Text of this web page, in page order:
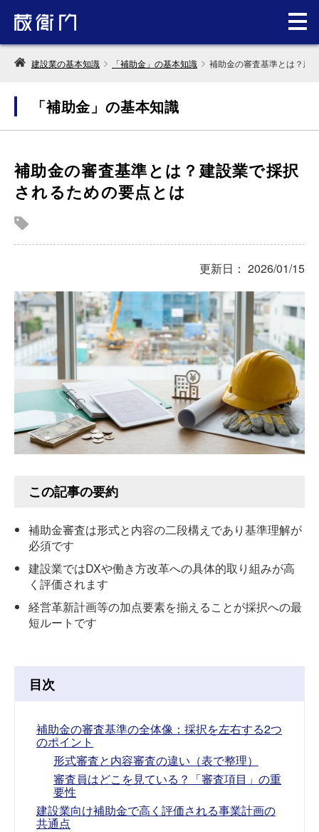
建設業の基本知識 「補助金」の基本知識 補助金の審査基準とは？建
「補助金」の基本知識
補助金の審査基準とは？建設業で採択
されるための要点とは
更新日： 2026/01/15
この記事の要約
補助金審査は形式と内容の二段構えであり基準理解が
必須です
建設業ではDXや働き方改革への具体的取り組みが高
く評価されます
経営革新計画等の加点要素を揃えることが採択への最
短ルートです
目次
補助金の審査基準の全体像：採択を左右する2つ
のポイント
形式審査と内容審査の違い（表で整理）
審査員はどこを見ている？「審査項目」の重
要性
建設業向け補助金で高く評価される事業計画の
共通点